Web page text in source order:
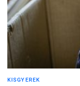
KISGYEREK